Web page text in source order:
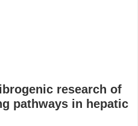
research of
pathways in hepatic